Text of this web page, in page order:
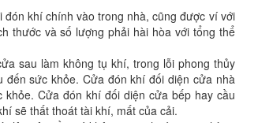
khí chính vào trong nhà, cũng được ví với
thước và số lượng phải hài hòa với tổng thể
sau làm không tụ khí, trong lỗi phong thủy
sức khỏe. Cửa đón khí đối diện cửa nhà
Cửa đón khí đối diện cửa bếp hay cầu
sẽ thất thoát tài khí, mất của cải.